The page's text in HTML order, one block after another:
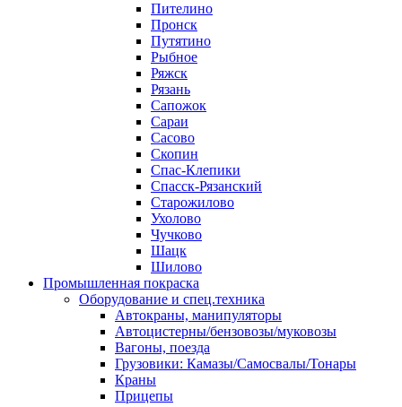
Пителино
Пронск
Путятино
Рыбное
Ряжск
Рязань
Сапожок
Сараи
Сасово
Скопин
Спас-Клепики
Спасск-Рязанский
Старожилово
Ухолово
Чучково
Шацк
Шилово
Промышленная покраска
Оборудование и спец.техника
Автокраны, манипуляторы
Автоцистерны/бензовозы/муковозы
Вагоны, поезда
Грузовики: Камазы/Самосвалы/Тонары
Краны
Прицепы